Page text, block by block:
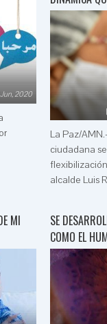
Jun, 2020
La Paz/
ciudadana
alcalde Luis
MI
SE
COMO EL